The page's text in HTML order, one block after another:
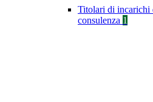
Titolari di incarichi
consulenza 1